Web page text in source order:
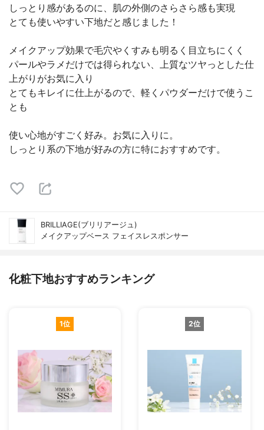
しっとり感があるのに、肌の外側のさらさら感も実現
とても使いやすい下地だと感じました！
メイクアップ効果で毛穴やくすみも明るく目立ちにくく
パールやラメだけでは得られない、上質なツヤっとした仕
上がりがお気に入り
とてもキレイに仕上がるので、軽くパウダーだけで使うこ
とも
使い心地がすごく好み。お気に入りに。
しっとり系の下地が好みの方に特におすすめです。
BRILLIAGE(ブリリアージュ)
メイクアップベース フェイスレスポンサー
化粧下地おすすめランキング
1位 2位